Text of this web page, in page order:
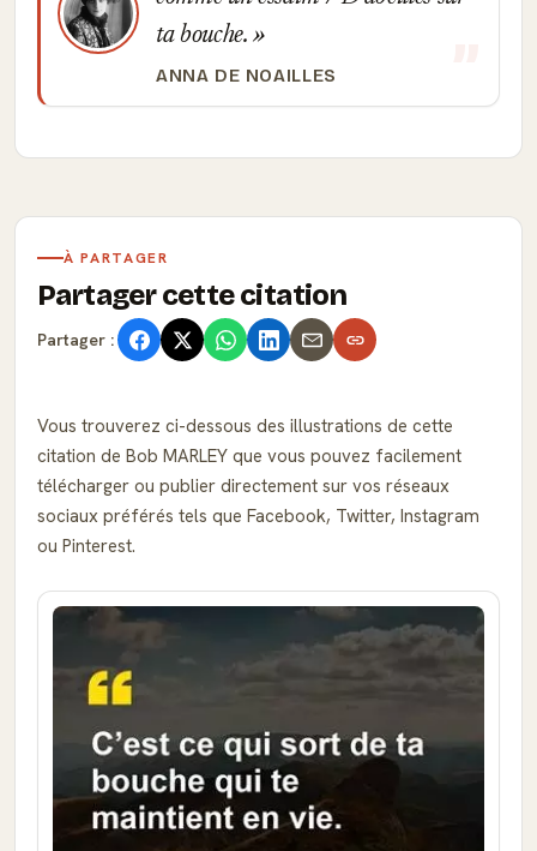
ta bouche.
ANNA DE NOAILLES
À PARTAGER
Partager cette citation
Partager :
Vous trouverez ci-dessous des illustrations de cette
citation de Bob MARLEY que vous pouvez facilement
télécharger ou publier directement sur vos réseaux
sociaux préférés tels que Facebook, Twitter, Instagram
ou Pinterest.